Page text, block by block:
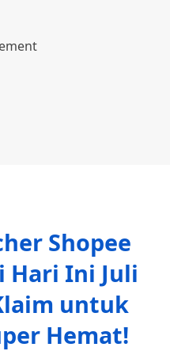
Shopee
Hari Ini Juli
untuk
Hemat!